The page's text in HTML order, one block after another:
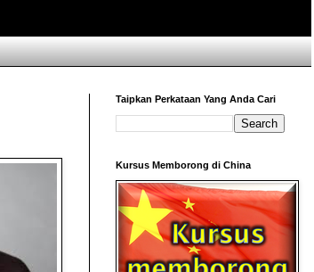
Taipkan Perkataan Yang Anda Cari
Kursus Memborong di China